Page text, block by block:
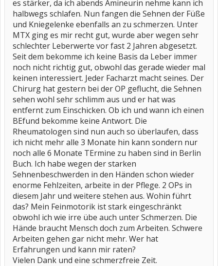
es stärker, da ich abends Amineurin nehme kann ich
halbwegs schlafen. Nun fangen die Sehnen der Füße
und Kniegelenke ebenfalls an zu schmerzen. Unter
MTX ging es mir recht gut, wurde aber wegen sehr
schlechter Leberwerte vor fast 2 Jahren abgesetzt.
Seit dem bekomme ich keine Basis da Leber immer
noch nicht richtig gut, obwohl das gerade wieder mal
keinen interessiert. Jeder Facharzt macht seines. Der
Chirurg hat gestern bei der OP geflucht, die Sehnen
sehen wohl sehr schlimm aus und er hat was
entfernt zum Einschicken. Ob ich und wann ich einen
BEfund bekomme keine Antwort. Die
Rheumatologen sind nun auch so überlaufen, dass
ich nicht mehr alle 3 Monate hin kann sondern nur
noch alle 6 Monate TErmine zu haben sind in Berlin
Buch. Ich habe wegen der starken
Sehnenbeschwerden in den Händen schon wieder
enorme Fehlzeiten, arbeite in der Pflege. 2 OPs in
diesem Jahr und weitere stehen aus. Wohin führt
das? Mein Feinmotorik ist stark eingeschränkt
obwohl ich wie irre übe auch unter Schmerzen. Die
Hände braucht Mensch doch zum Arbeiten. Schwere
Arbeiten gehen gar nicht mehr. Wer hat
Erfahrungen und kann mir raten?
Vielen Dank und eine schmerzfreie Zeit.